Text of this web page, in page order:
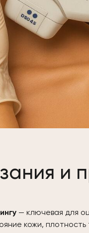
и
— ключевая для
кожи,